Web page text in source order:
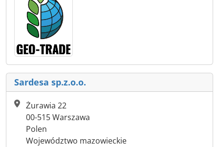
Sardesa sp.z.o.o.
Żurawia 22
00-515 Warszawa
Polen
Województwo mazowieckie